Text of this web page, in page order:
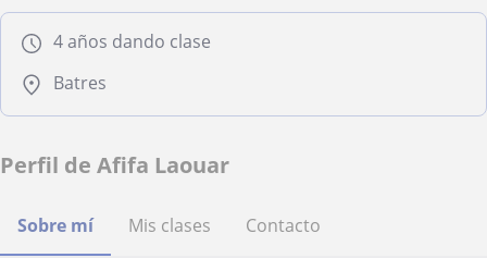
4 años dando clase
Batres
Perfil de Afifa Laouar
Sobre mí Mis clases Contacto